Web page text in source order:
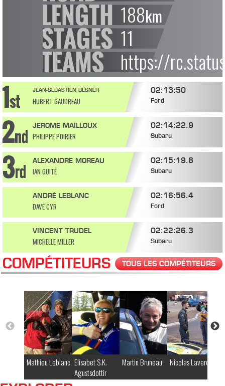
188km
11
https://
JEAN-SEBASTIEN BESNER
HUBERT GAUDREAU
02:13:50
Ford
JEROME MAILLOUX
PHILIPPE POIRIER
02:14:22.9
Subaru
ALEXANDRE MOREAU
IAN GUITÉ
02:15:19.8
Subaru
ANDRÉ LEBLANC
DAVE CYR
02:16:56.4
Ford
VINCENT TRUDEL
MICHELLE MILLER
02:22:26.3
Subaru
COMPÉTITEURS TOUS LES COMPÉTITEURS
Mathieu Leblanc Elisabet S.K.
Agustsdottir
Martin Bruneau Nicolas Laverdiere